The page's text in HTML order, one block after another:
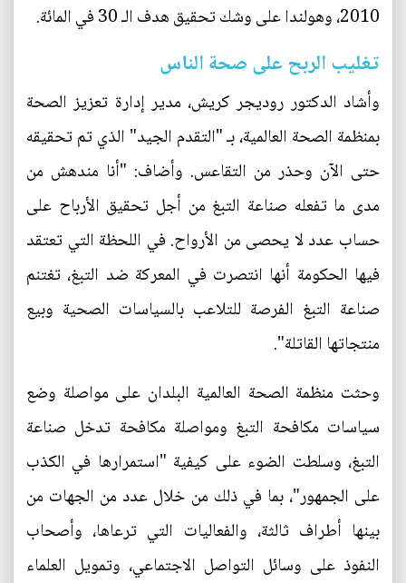
2010، وهولندا على وشك تحقيق هدف الـ 30 في المائة.
تغليب الربح على صحة الناس
وأشاد الدكتور روديجر كريش، مدير إدارة تعزيز الصحة
بمنظمة الصحة العالمية، بـ "التقدم الجيد" الذي تم تحقيقه
حتى الآن وحذر من التقاعس. وأضاف: "أنا مندهش من
مدى ما تفعله صناعة التبغ من أجل تحقيق الأرباح على
حساب عدد لا يحصى من الأرواح. في اللحظة التي تعتقد
فيها الحكومة أنها انتصرت في المعركة ضد التبغ، تغتنم
صناعة التبغ الفرصة للتلاعب بالسياسات الصحية وبيع
منتجاتها القاتلة".
وحثت منظمة الصحة العالمية البلدان على مواصلة وضع
سياسات مكافحة التبغ ومواصلة مكافحة تدخل صناعة
التبغ، وسلطت الضوء على كيفية "استمرارها في الكذب
على الجمهور"، بما في ذلك من خلال عدد من الجهات من
بينها أطراف ثالثة، والفعاليات التي ترعاها، وأصحاب
النفوذ على وسائل التواصل الاجتماعي، وتمويل العلماء